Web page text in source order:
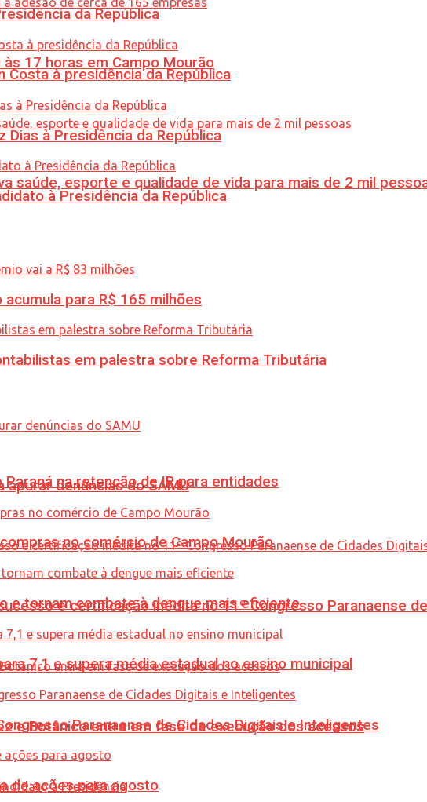
17 horas em Campo Mourão
saúde, esporte e qualidade de vida para mais de 2 mil
apurar denúncias do SAMU
e certificação inédita no 11º Congresso Paranaense
e Botânico entra em fase de execução dos acessos
da República
Costa à presidência da República
à Presidência da República
à Presidência da República
para R$ 165 milhões
em palestra sobre Reforma Tributária
na retenção de IR para entidades
no comércio de Campo Mourão
e tornam combate à dengue mais eficiente
7,1 e supera média estadual no ensino municipal
Paranaense de Cidades Digitais e Inteligentes
de ações para agosto